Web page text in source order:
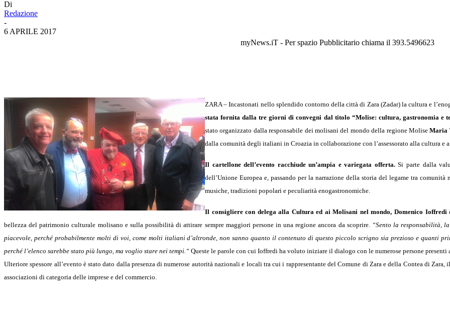
Di
Redazione
-
6 APRILE 2017
myNews.iT - Per spazio Pubblicitario chiama il 393.5496623
ZARA – Incastonati nello splendido contorno della città di Zara (Zadar) la cultura e
stata fornita dalla tre giorni di convegni dal titolo “Molise: cultura, gastronomia
stato organizzato dalla responsabile dei molisani del mondo della regione MoliseMaria
dalla comunità degli italiani in Croazia in collaborazione con l’assessorato alla cultura
Il cartellone dell’evento racchiude un’ampia e variegata offerta.Si parte dalla
dell’Unione Europea e, passando per la narrazione della storia del legame tra
musiche, tradizioni popolari e peculiarità enogastronomiche.
Il consigliere con delega alla Cultura ed ai Molisani nel mondo, Domenico Ioffredi
bellezza del patrimonio culturale molisano e sulla possibilità di attirare sempre maggiori persone in una regione ancora da scoprire. “Sento la responsabilità,
piacevole, perché probabilmente molti di voi, come molti italiani d’altronde, non sanno quanto il contenuto di questo piccolo scrigno sia prezioso e quanti
perché l’elenco sarebbe stato più lungo, ma voglio stare nei tempi.“ Queste le parole con cui Ioffredi ha voluto iniziare il dialogo con le numerose persone presenti
Ulteriore spessore all’evento è stato dato dalla presenza di numerose autorità nazionali e locali tra cui i rappresentante del Comune di Zara e della Contea di
associazioni di categoria delle imprese e del commercio.